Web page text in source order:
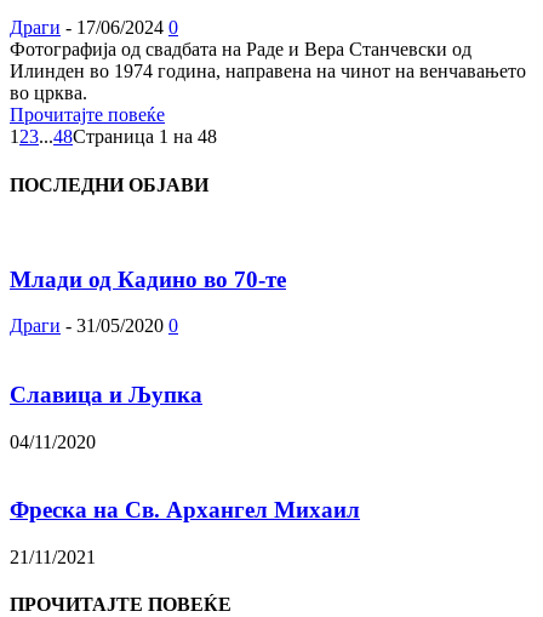
Драги - 17/06/2024 0
Фотографија од свадбата на Раде и Вера Станчевски од
Илинден во 1974 година, направена на чинот на венчавањето
во црква.
Прочитајте повеќе
1 23...48Страница 1 на 48
ПОСЛЕДНИ ОБЈАВИ
Млади од Кадино во 70-те
Драги - 31/05/2020 0
Славица и Љупка
04/11/2020
Фреска на Св. Архангел Михаил
21/11/2021
ПРОЧИТАЈТЕ ПОВЕЌЕ